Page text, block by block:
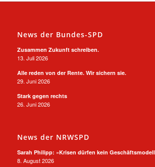
News der Bundes-SPD
Zusammen Zukunft schreiben.
13. Juli 2026
Alle reden von der Rente. Wir sichern sie.
29. Juni 2026
Stark gegen rechts
26. Juni 2026
News der NRWSPD
Sarah Philipp: »Krisen dürfen kein
8. August 2026